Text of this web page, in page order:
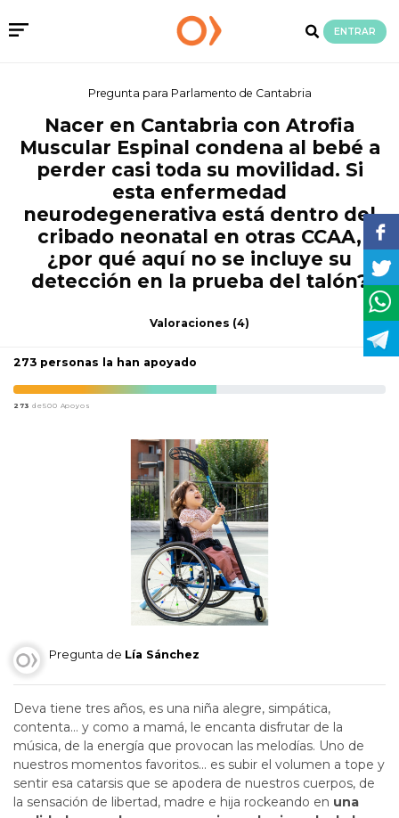
ENTRAR
Pregunta para Parlamento de Cantabria
Nacer en Cantabria con Atrofia
Muscular Espinal condena al bebé a
perder casi toda su movilidad. Si
esta enfermedad
neurodegenerativa está dentro del
cribado neonatal en otras CCAA,
¿por qué aquí no se incluye su
detección en la prueba del talón?
Valoraciones (4)
273 personas la han apoyado
273 de500 Apoyos
Pregunta de Lía Sánchez
Deva tiene tres años, es una niña alegre, simpática,
contenta… y como a mamá, le encanta disfrutar de la
música, de la energía que provocan las melodías. Uno de
nuestros momentos favoritos… es subir el volumen a tope y
sentir esa catarsis que se apodera de nuestros cuerpos, de
la sensación de libertad, madre e hija rockeando en una